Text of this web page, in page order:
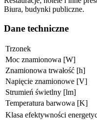
Biura, budynki publiczne.
Dane techniczne
Trzonek
Moc znamionowa [W]
Znamionowa trwałość [h]
Napięcie znamionowe [V]
Strumień świetlny [lm]
Temperatura barwowa [K]
Klasa efektywności